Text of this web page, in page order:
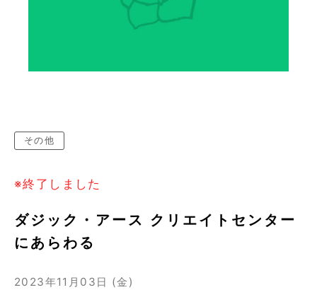
その他
※終了しました
ダジック・アース クリエイトセンター
にあらわる
2023年11月03日 (金)